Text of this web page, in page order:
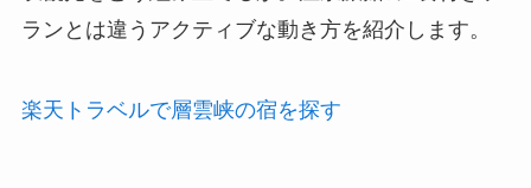
ランとは違うアクティブな動き方を紹介します。
楽天トラベルで層雲峡の宿を探す